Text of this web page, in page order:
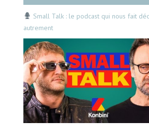
Small Talk : le podcast qui nous fait
autrement